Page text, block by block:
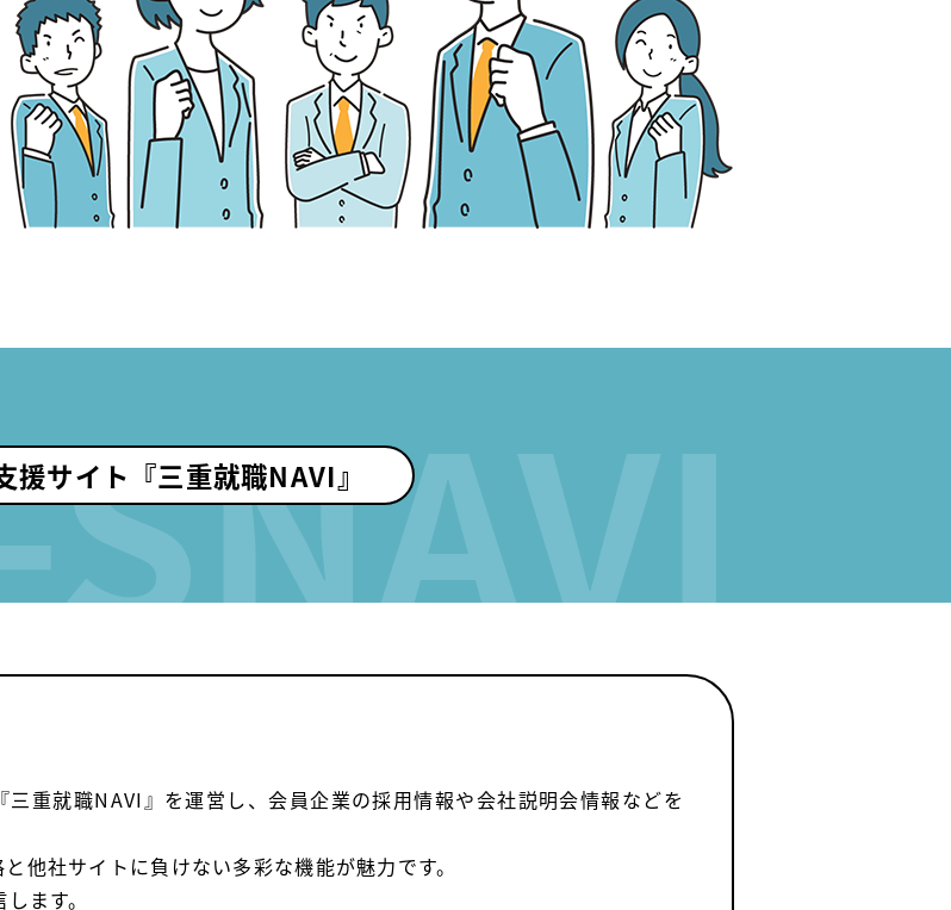
援サイト『三重就職NAVI』
重就職NAVI』を運営し、会員企業の採用情報や会社説明会情報などを
他社サイトに負けない多彩な機能が魅力です。
ます。